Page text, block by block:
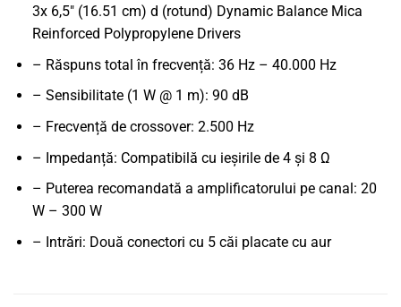
3x 6,5" (16.51 cm) d (rotund) Dynamic Balance Mica
Reinforced Polypropylene Drivers
– Răspuns total în frecvență: 36 Hz – 40.000 Hz
– Sensibilitate (1 W @ 1 m): 90 dB
– Frecvență de crossover: 2.500 Hz
– Impedanță: Compatibilă cu ieșirile de 4 și 8 Ω
– Puterea recomandată a amplificatorului pe canal: 20
W – 300 W
– Intrări: Două conectori cu 5 căi placate cu aur